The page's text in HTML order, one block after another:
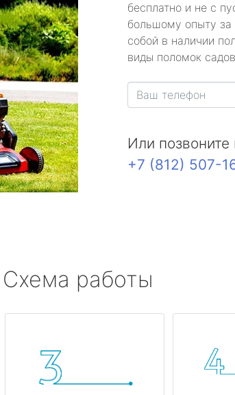
бесплатно и не с
большому опыту за
собой в наличии
виды поломок
Или
+7 (812) 507-
Схема работы